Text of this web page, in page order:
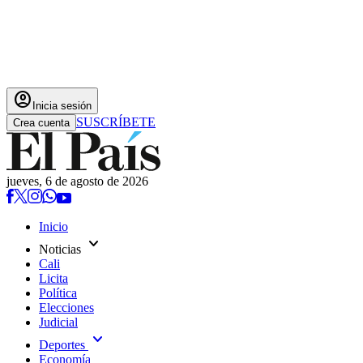
account_circle Inicia sesión
Crea cuenta SUSCRÍBETE
jueves, 6 de agosto de 2026
Inicio
Noticias expand_more
Cali
Licita
Política
Elecciones
Judicial
Deportes expand_more
Economía